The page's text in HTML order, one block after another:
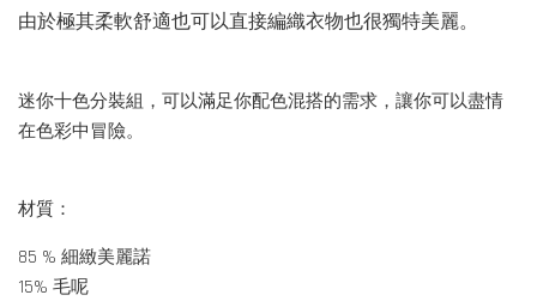
由於極其柔軟舒適也可以直接編織衣物也很獨特美麗。
迷你十色分裝組，可以滿足你配色混搭的需求，讓你可以盡情
在色彩中冒險。
材質：
85 % 細緻美麗諾
15% 毛呢